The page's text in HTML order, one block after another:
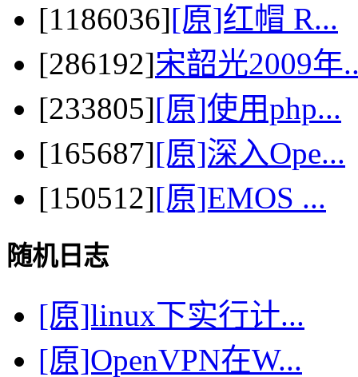
[1186036][原]红帽 R...
[286192]宋韶光2009年
[233805][原]使用php...
[165687][原]深入Ope...
[150512][原]EMOS ...
随机日志
[原]linux下实行计...
[原]OpenVPN在W...